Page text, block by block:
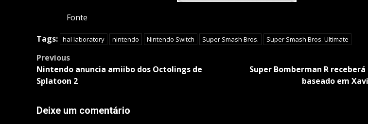
Fonte
Tags: hal laboratory nintendo Nintendo Switch Super Smash Bros. Super Smash Bros. Ultimate
Post
navigation
Previous
Nintendo anuncia amiibo dos Octolings de
Splatoon 2
Super Bomberman R
baseado em
Deixe um comentário